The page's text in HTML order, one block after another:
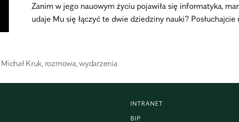
Zanim w jego nauowym życiu pojawiła się informatyka,
udaje Mu się łączyć te dwie dziedziny nauki? Posłuchajcie
Michał Kruk, rozmowa,wydarzenia
INTRANET
BIP